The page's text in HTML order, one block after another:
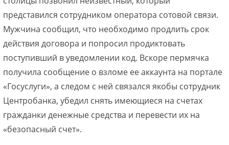
представился сотрудником оператора сотовой связи.
Мужчина сообщил, что необходимо продлить срок
действия договора и попросил продиктовать
поступивший в уведомлении код. Вскоре пермячка
получила сообщение о взломе ее аккаунта на портале
«Госуслуги», а следом с ней связался якобы сотрудник
Центробанка, убедил снять имеющиеся на счетах
гражданки денежные средства и перевести их на
«безопасный счет».